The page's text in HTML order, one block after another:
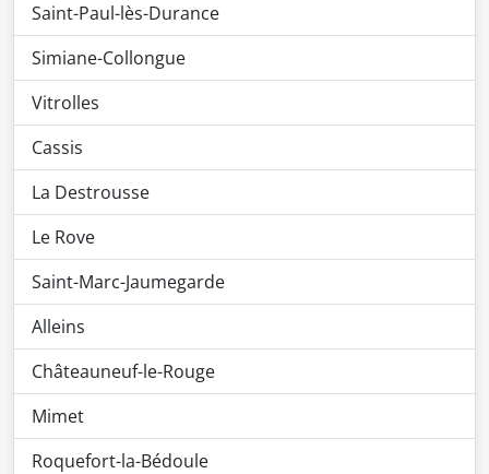
Saint-Paul-lès-Durance
Simiane-Collongue
Vitrolles
Cassis
La Destrousse
Le Rove
Saint-Marc-Jaumegarde
Alleins
Châteauneuf-le-Rouge
Mimet
Roquefort-la-Bédoule